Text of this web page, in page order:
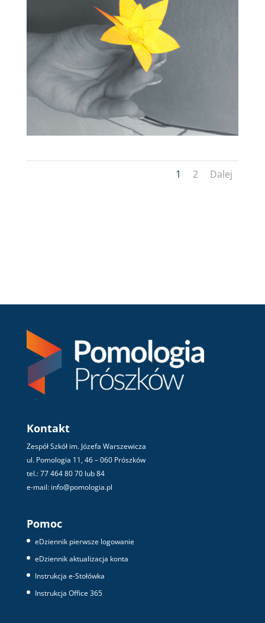
1 2 Dalej
Kontakt
Zespół Szkół im. Józefa Warszewicza
ul. Pomologia 11, 46 – 060 Prószków
tel.: 77 464 80 70 lub 84
e-mail: info@pomologia.pl
Pomoc
eDziennik pierwsze logowanie
eDziennik aktualizacja konta
Instrukcja e-Stołówka
Instrukcja Office 365